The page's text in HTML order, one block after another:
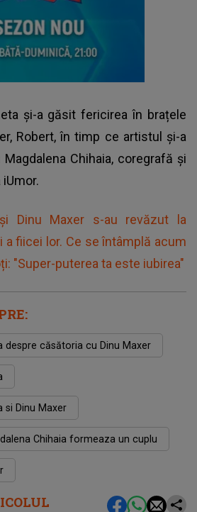
și-a găsit fericirea în brațele
Robert, în timp ce artistul și-a
Chihaia, coregrafă și
Dinu Maxer s-au revăzut la
a fiicei lor. Ce se întâmplă acum
"Super-puterea ta este iubirea"
despre căsătoria cu Dinu Maxer
si Dinu Maxer
Chihaia formeaza un cuplu